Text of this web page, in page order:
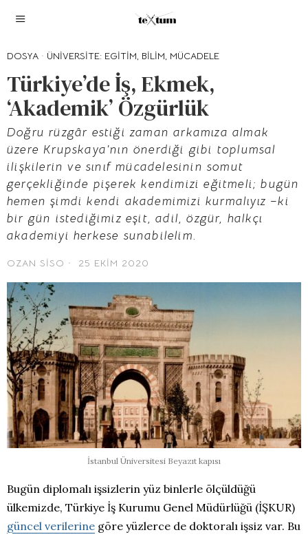
DOSYA · ÜNIVERSITE: EGITIM, BILIM, MÜCADELE
Türkiye’de İş, Ekmek,
‘Akademik’ Özgürlük
Doğru rüzgâr estiği zaman arkamıza almak
üzere Krupskaya’nın önerdiği gibi toplumsal
ilişkilerin ve sınıf mücadelesinin somut
gerçekliğinde pişerek kendimizi eğitmeli; bugün
hemen şimdi kendi akademimizi kurmalıyız –ki
bir gün istediğimiz eşit, adil, özgür, halkçı
akademiyi herkese sunabilelim.
OZAN SISO 25 EKIM 2020
İstanbul Üniversitesi Beyazıt kapısı
Bugün diplomalı işsizlerin yüz binlerle ölçüldüğü
ülkemizde, Türkiye İş Kurumu Genel Müdürlüğü (İŞKUR)
güncel verilerine göre yüzlerce de doktoralı işsiz var. Bu